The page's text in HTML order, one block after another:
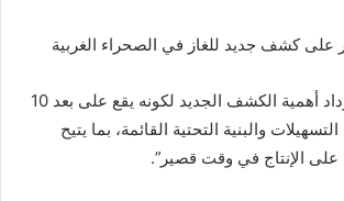
على كشف جديد للغاز في الصحراء الغربية
وأضافت الوزارة “تزداد أهمية الكشف الجديد لكونه يقع على بعد 10
والبنية التحتية القائمة، بما يتيح
على الإنتاج في وقت قصير”.